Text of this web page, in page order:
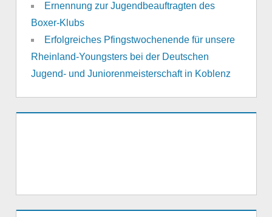
Ernennung zur Jugendbeauftragten des
Boxer-Klubs
Erfolgreiches Pfingstwochenende für unsere
Rheinland-Youngsters bei der Deutschen
Jugend- und Juniorenmeisterschaft in Koblenz